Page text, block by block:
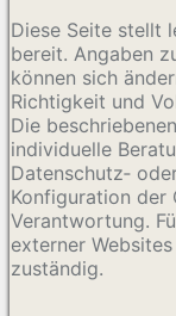
Diese Seite stellt
bereit. Angaben
können sich
Richtigkeit und
Die
individuelle
Datenschutz‑
Konfiguration der
Verantwortung.
externer
zuständig.